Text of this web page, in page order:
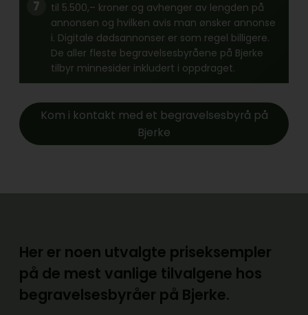
til 5.500,– kroner og avhenger av lengden på
annonsen og hvilken avis man ønsker annonse
i. Digitale dødsannonser er som regel billigere.
De aller fleste begravelsesbyråene på Bjerke
tilbyr minnesider inkludert i oppdraget.
Kom i kontakt med et begravelsesbyrå på
Bjerke
Her er noen utvalgte priseksempler
på de mest vanlige tilvalgene hos
begravelsesbyråer på Bjerke.